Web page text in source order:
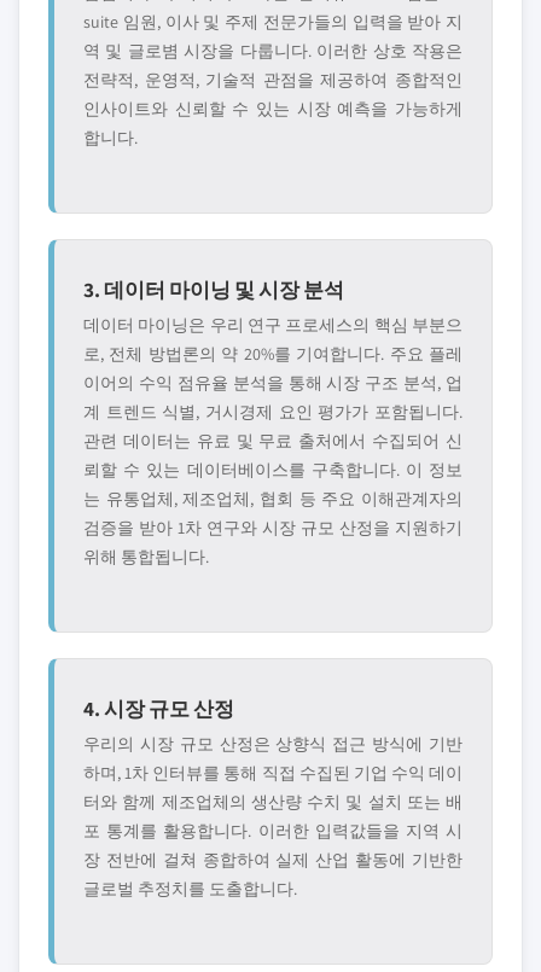
suite 임원, 이사 및 주제 전문가들의 입력을 받아 지
역 및 글로볌 시장을 다룹니다. 이러한 상호 작용은
전략적, 운영적, 기술적 관점을 제공하여 종합적인
인사이트와 신뢰할 수 있는 시장 예측을 가능하게
합니다.
3. 데이터 마이닝 및 시장 분석
데이터 마이닝은 우리 연구 프로세스의 핵심 부분으
로, 전체 방법론의 약 20%를 기여합니다. 주요 플레
이어의 수익 점유율 분석을 통해 시장 구조 분석, 업
계 트렌드 식별, 거시경제 요인 평가가 포함됩니다.
관련 데이터는 유료 및 무료 출처에서 수집되어 신
뢰할 수 있는 데이터베이스를 구축합니다. 이 정보
는 유통업체, 제조업체, 협회 등 주요 이해관계자의
검증을 받아 1차 연구와 시장 규모 산정을 지원하기
위해 통합됩니다.
4. 시장 규모 산정
우리의 시장 규모 산정은 상향식 접근 방식에 기반
하며, 1차 인터뷰를 통해 직접 수집된 기업 수익 데이
터와 함께 제조업체의 생산량 수치 및 설치 또는 배
포 통계를 활용합니다. 이러한 입력값들을 지역 시
장 전반에 걸쳐 종합하여 실제 산업 활동에 기반한
글로벌 추정치를 도출합니다.